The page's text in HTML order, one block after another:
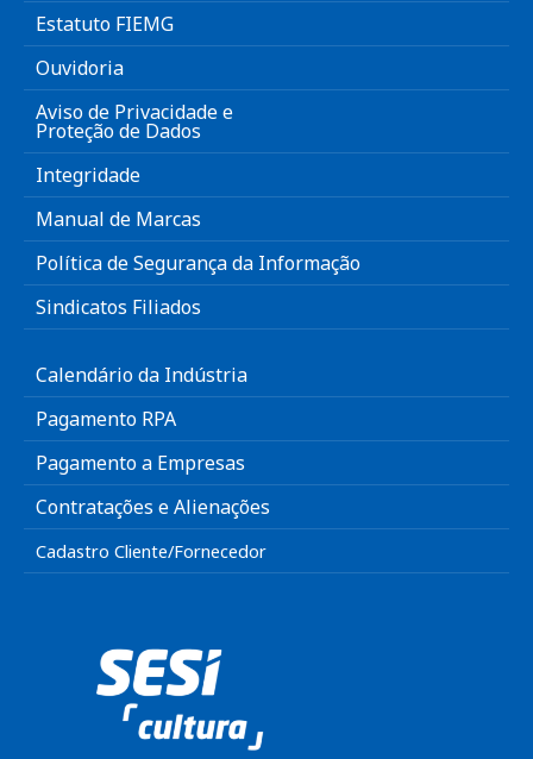
Estatuto FIEMG
Ouvidoria
Aviso de Privacidade e
Proteção de Dados
Integridade
Manual de Marcas
Política de Segurança da Informação
Sindicatos Filiados
Calendário da Indústria
Pagamento RPA
Pagamento a Empresas
Contratações e Alienações
Cadastro Cliente/Fornecedor